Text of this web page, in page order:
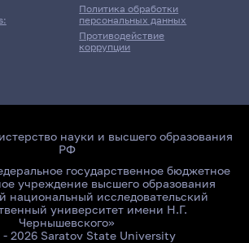
Политика обработки
персональных данных
Противодействие
коррупции
науки и высшего образования
РФ
государственное бюджетное
учреждение высшего образования
национальный исследовательский
университет имени Н.Г.
Чернышевского»
- 2026 Saratov State University